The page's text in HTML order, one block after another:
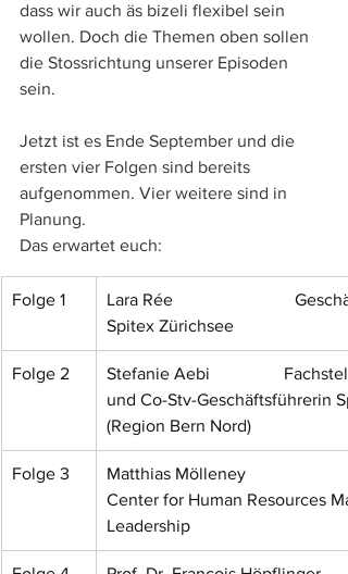
dass wir auch äs bizeli flexibel sein
wollen. Doch die Themen oben sollen
die Stossrichtung unserer Episoden
sein.
Jetzt ist es Ende September und die
ersten vier Folgen sind bereits
aufgenommen. Vier weitere sind in
Planung.
Das erwartet euch:
Folge 1
Lara Rée
Spitex Zürichsee
Folge 2
Stefanie Aebi
und Co-Stv-Geschäftsführerin
(Region Bern Nord)
Folge 3
Matthias Mölleney
Center for Human Resources
Leadership